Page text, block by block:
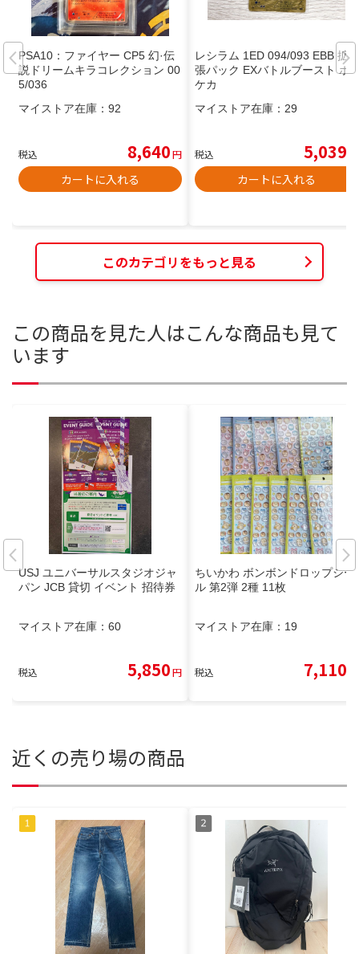
PSA10：ファイヤー CP5 幻·伝
説ドリームキラコレクション 00
5/036
マイストア在庫： 92
税込 8,640円
カートに入れる
レシラム 1ED 094/093 EBB 拡
張パック EXバトルブースト ポ
ケカ
マイストア在庫： 29
税込 5,039
カートに入れる
このカテゴリをもっと見る
この商品を見た人はこんな商品も見て
います
USJ ユニバーサルスタジオジャ
パン JCB 貸切 イベント 招待券
マイストア在庫： 60
税込 5,850円
ちいかわ ボンボンドロップシー
ル 第2弾 2種 11枚
マイストア在庫： 19
税込 7,110
近くの売り場の商品